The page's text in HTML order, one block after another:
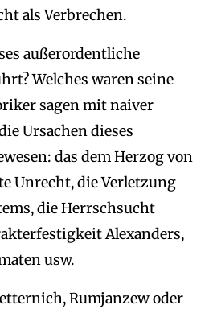
als Verbrechen.
außerordentliche
Welches waren seine
sagen mit naiver
Ursachen dieses
das dem Herzog von
Unrecht, die Verletzung
die Herrschsucht
Alexanders,
usw.
Rumjanzew oder